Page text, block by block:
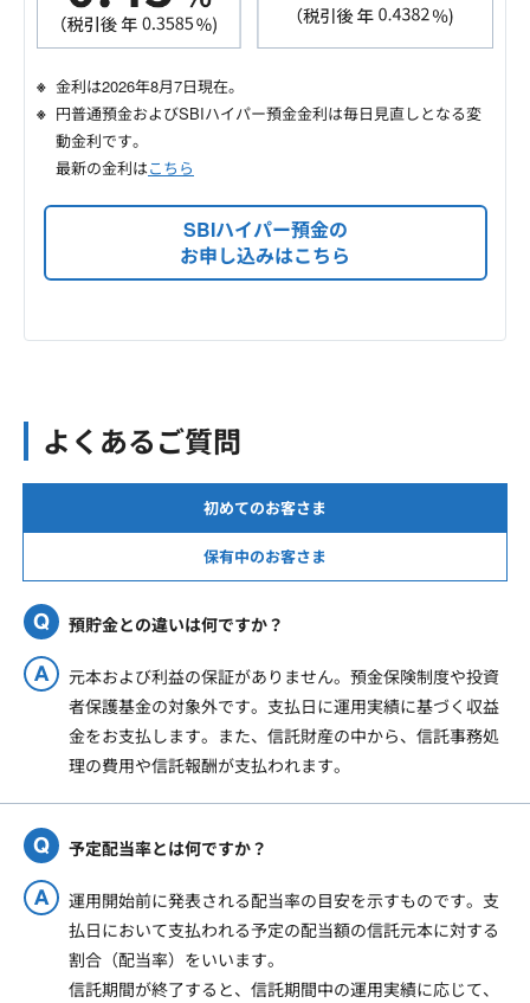
金利は2026年8月7日現在。
円普通預金およびSBIハイパー預金金利は毎日見直しとなる変
動金利です。
最新の金利はこちら
SBIハイパー預金の
お申し込みはこちら
よくあるご質問
初めてのお客さま
保有中のお客さま
預貯金との違いは何ですか？
元本および利益の保証がありません。預金保険制度や投資
者保護基金の対象外です。支払日に運用実績に基づく収益
金をお支払します。また、信託財産の中から、信託事務処
理の費用や信託報酬が支払われます。
予定配当率とは何ですか？
運用開始前に発表される配当率の目安を示すものです。支
払日において支払われる予定の配当額の信託元本に対する
割合（配当率）をいいます。
信託期間が終了すると、信託期間中の運用実績に応じて、